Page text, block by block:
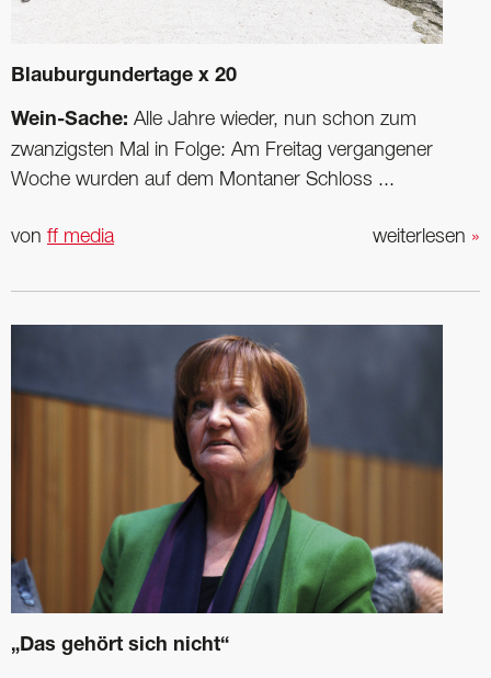
Blauburgundertage x 20
Wein-Sache: Alle Jahre wieder, nun schon zum
zwanzigsten Mal in Folge: Am Freitag vergangener
Woche wurden auf dem Montaner Schloss ...
weiterlesen »
von ff media
„Das gehört sich nicht“